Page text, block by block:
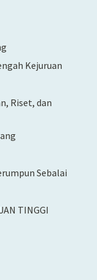
Kejuruan
Riset, dan
Sebalai
TINGGI